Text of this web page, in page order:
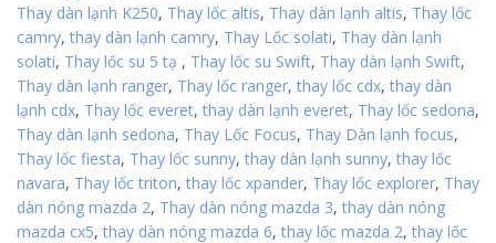
Thay dàn lạnh K250, Thay lốc altis, Thay dàn lạnh altis, Thay lốc
camry, thay dàn lạnh camry, Thay Lốc solati, Thay dàn lạnh
solati, Thay lốc su 5 tạ , Thay lốc su Swift, Thay dàn lạnh Swift,
Thay dàn lạnh ranger, Thay lốc ranger, thay lốc cdx, thay dàn
lạnh cdx, Thay lốc everet, thay dàn lạnh everet, Thay lốc sedona,
Thay dàn lạnh sedona, Thay Lốc Focus, Thay Dàn lạnh focus,
Thay lốc fiesta, Thay lốc sunny, thay dàn lạnh sunny, thay lốc
navara, Thay lốc triton, thay lốc xpander, Thay lốc explorer, Thay
dàn nóng mazda 2, Thay dàn nóng mazda 3, thay dàn nóng
mazda cx5, thay dàn nóng mazda 6, thay lốc mazda 2, thay lốc